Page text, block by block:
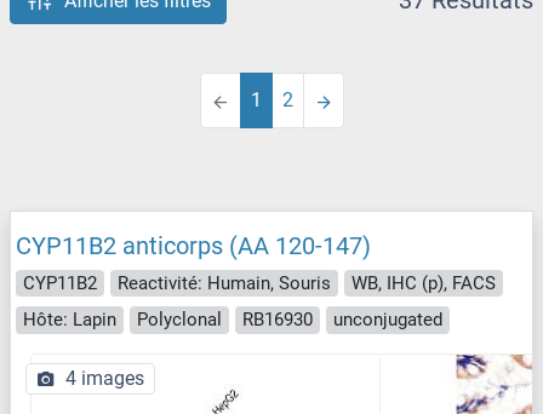
1 2
CYP11B2 anticorps (AA 120-147)
CYP11B2 Reactivité: Humain, Souris
WB, IHC (p), FACS
Hôte: Lapin
Polyclonal RB16930 unconjugated
4 images